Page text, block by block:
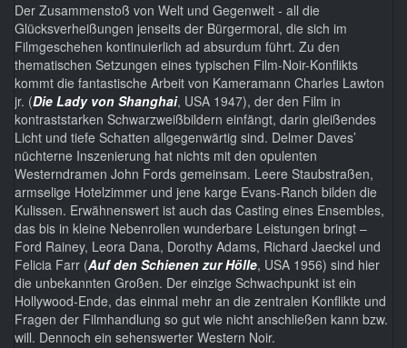
Der Zusammenstoß von Welt und Gegenwelt - all die
Glücksverheißungen jenseits der Bürgermoral, die sich im
Filmgeschehen kontinuierlich ad absurdum führt. Zu den
thematischen Setzungen eines typischen Film-Noir-Konflikts
kommt die fantastische Arbeit von Kameramann Charles Lawton
jr. (Die Lady von Shanghai, USA 1947), der den Film in
kontraststarken Schwarzweißbildern einfängt, darin gleißendes
Licht und tiefe Schatten allgegenwärtig sind. Delmer Daves’
nüchterne Inszenierung hat nichts mit den opulenten
Westerndramen John Fords gemeinsam. Leere Staubstraßen,
armselige Hotelzimmer und jene karge Evans-Ranch bilden die
Kulissen. Erwähnenswert ist auch das Casting eines Ensembles,
das bis in kleine Nebenrollen wunderbare Leistungen bringt –
Ford Rainey, Leora Dana, Dorothy Adams, Richard Jaeckel und
Felicia Farr (Auf den Schienen zur Hölle, USA 1956) sind hier
die unbekannten Großen. Der einzige Schwachpunkt ist ein
Hollywood-Ende, das einmal mehr an die zentralen Konflikte und
Fragen der Filmhandlung so gut wie nicht anschließen kann bzw.
will. Dennoch ein sehenswerter Western Noir.